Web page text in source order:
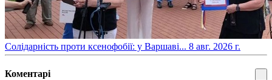
​Солідарність проти ксенофобії: у Варшаві... 8 авг. 2026 г.
Коментарі